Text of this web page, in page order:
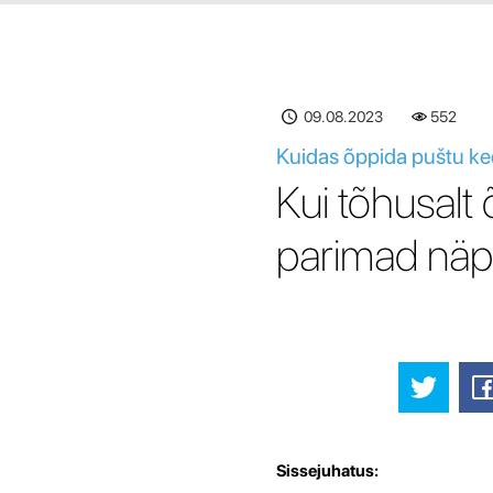
09.08.2023 552
Kuidas õppida puštu
Kui tõhusalt
parimad
Sissejuhatus: